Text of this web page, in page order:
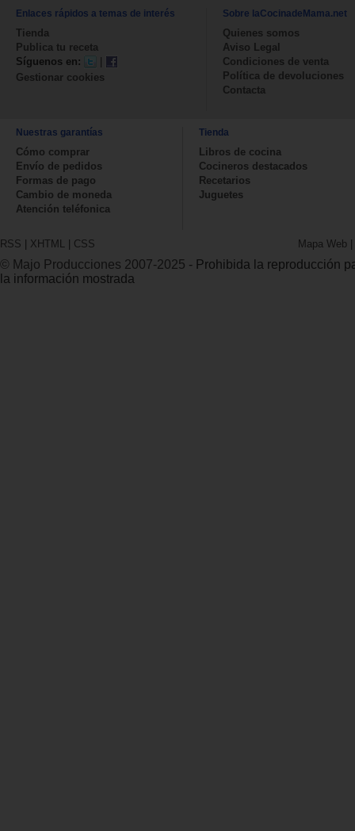
Enlaces rápidos a temas de interés
Tienda
Publica tu receta
Síguenos en:
|
Gestionar cookies
Sobre laCocinadeMama.net
Quienes somos
Aviso Legal
Condiciones de venta
Política de devoluciones
Contacta
Nuestras garantías
Cómo comprar
Envío de pedidos
Formas de pago
Cambio de moneda
Atención teléfonica
Tienda
Libros de cocina
Cocineros destacados
Recetarios
Juguetes
RSS | XHTML | CSS Mapa Web |
© Majo Producciones 2007-2025 - Prohibida la reproducción
la información mostrada